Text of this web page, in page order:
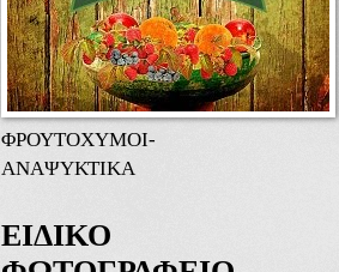
ΦΡΟΥΤΟΧΥΜΟΙ-
ΑΝΑΨΥΚΤΙΚΑ
ΕΙΔΙΚΟ